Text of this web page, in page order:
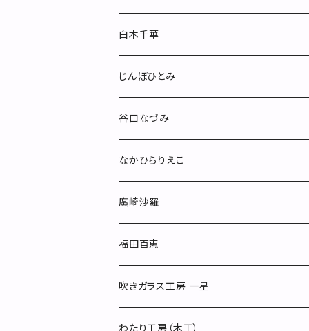
酒器
小物
others
白木千華
じんぼひとみ
谷口なづみ
なかひらりえこ
廣崎沙羅
福田百恵
吹きガラス工房 一星
わたり工房（木工）